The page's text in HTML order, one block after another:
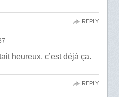
heureux, c’est déjà ça.
REPLY
REPLY